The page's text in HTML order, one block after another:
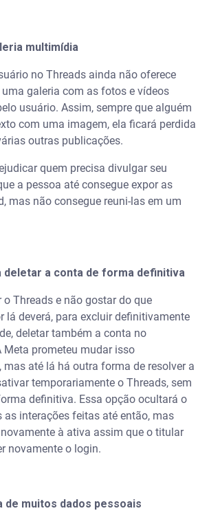
multimídia
no Threads ainda não oferece
galeria com as fotos e vídeos
usuário. Assim, sempre que alguém
com uma imagem, ela ficará perdida
outras publicações.
quem precisa divulgar seu
a pessoa até consegue expor as
mas não consegue reuni-las em um
deletar a conta de forma definitiva
o Threads e não gostar do que
lá deverá, para excluir definitivamente
deletar também a conta no
Meta prometeu mudar isso
mas até lá há outra forma de resolver a
temporariamente o Threads, sem
definitiva. Essa opção ocultará o
as interações feitas até então, mas
à ativa assim que o titular
novamente o login.
de muitos dados pessoais